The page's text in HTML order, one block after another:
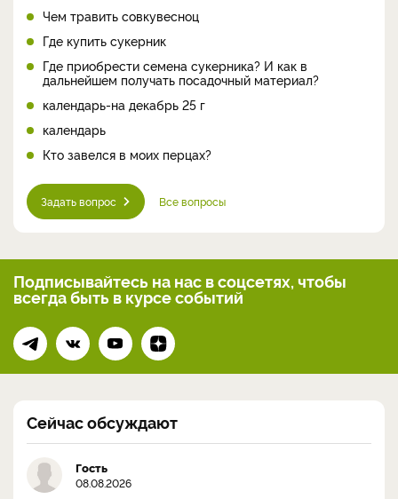
Чем травить совкувесноц
Где купить сукерник
Где приобрести семена сукерника? И как в
дальнейшем получать посадочный материал?
календарь-на декабрь 25 г
календарь
Кто завелся в моих перцах?
Задать вопрос Все вопросы
Подписывайтесь на нас в соцсетях, чтобы
всегдабыть в курсе событий
Сейчас обсуждают
Гость
08.08.2026